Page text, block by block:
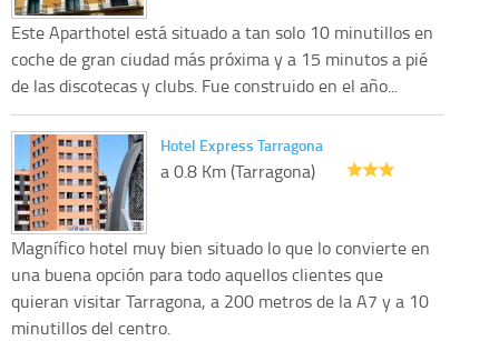
Este Aparthotel está situado a tan solo 10 minutillos en
coche de gran ciudad más próxima y a 15 minutos a pié
de las discotecas y clubs. Fue construido en el año...
Hotel Express Tarragona
a 0.8 Km (Tarragona)
Magnífico hotel muy bien situado lo que lo convierte en
una buena opción para todo aquellos clientes que
quieran visitar Tarragona, a 200 metros de la A7 y a 10
minutillos del centro.